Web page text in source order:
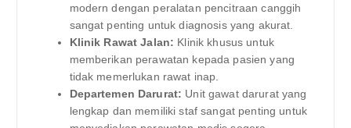
modern dengan peralatan pencitraan canggih
sangat penting untuk diagnosis yang akurat.
Klinik Rawat Jalan: Klinik khusus untuk
memberikan perawatan kepada pasien yang
tidak memerlukan rawat inap.
Departemen Darurat: Unit gawat darurat yang
lengkap dan memiliki staf sangat penting untuk